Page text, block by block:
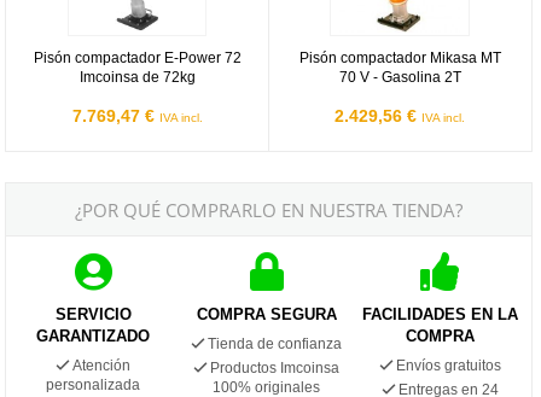
Pisón compactador E-Power 72
Imcoinsa de 72kg
7.769,47 € IVA incl.
Pisón compactador Mikasa MT
70 V - Gasolina 2T
2.429,56 € IVA incl.
¿POR QUÉ COMPRARLO EN NUESTRA TIENDA?
SERVICIO
GARANTIZADO
Atención
personalizada
COMPRA SEGURA
Tienda de confianza
Productos Imcoinsa
100% originales
FACILIDADES EN LA
COMPRA
Envíos gratuitos
Entregas en 24